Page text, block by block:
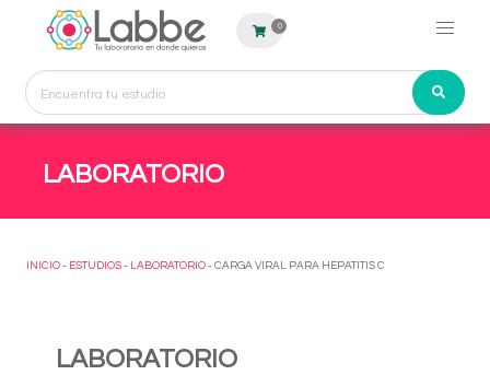
0
LABORATORIO
INICIO - ESTUDIOS - LABORATORIO - CARGA VIRAL PARA HEPATITIS C
LABORATORIO